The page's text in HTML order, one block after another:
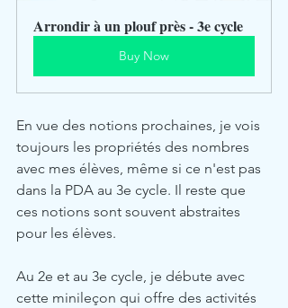
Arrondir à un plouf près - 3e cycle
Buy Now
En vue des notions prochaines, je vois
toujours les propriétés des nombres
avec mes élèves, même si ce n'est pas
dans la PDA au 3e cycle. Il reste que
ces notions sont souvent abstraites
pour les élèves.
Au 2e et au 3e cycle, je débute avec
cette minileçon qui offre des activités